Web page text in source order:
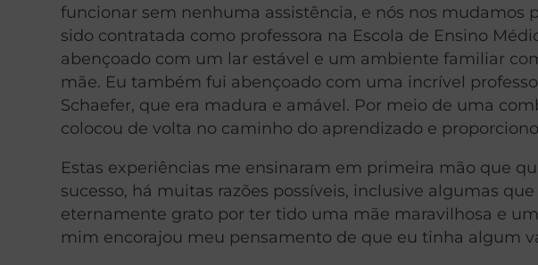
funcionar sem nenhuma assistência, e nós nos mudamos
sido contratada como professora na Escola de Ensino
abençoado com um lar estável e um ambiente familiar
mãe. Eu também fui abençoado com uma incrível
Schaefer, que era madura e amável. Por meio de uma
colocou de volta no caminho do aprendizado e
Estas experiências me ensinaram em primeira mão que
sucesso, há muitas razões possíveis, inclusive algumas
eternamente grato por ter tido uma mãe maravilhosa e
mim encorajou meu pensamento de que eu tinha algum